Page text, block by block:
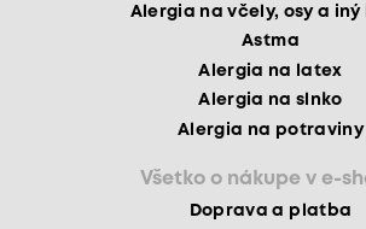
Alergia na včely, osy a iný
Astma
Alergia na latex
Alergia na slnko
Alergia na potraviny
Všetko o nákupe v e-
Doprava a platba